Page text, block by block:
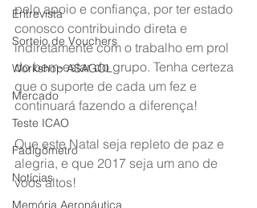
Entrevista
Sorteio de Vouchers
Workshop ASAGOL
Mercado
Teste ICAO
Fadigômetro
Notícias
Memória Aeronáutica
pelo apoio e confiança, por ter estado
conosco contribuindo direta e
indiretamente com o trabalho em prol
do bem-estar do grupo. Tenha certeza
que o suporte de cada um fez e
continuará fazendo a diferença!
Que este Natal seja repleto de paz e
alegria, e que 2017 seja um ano de
voos altos!